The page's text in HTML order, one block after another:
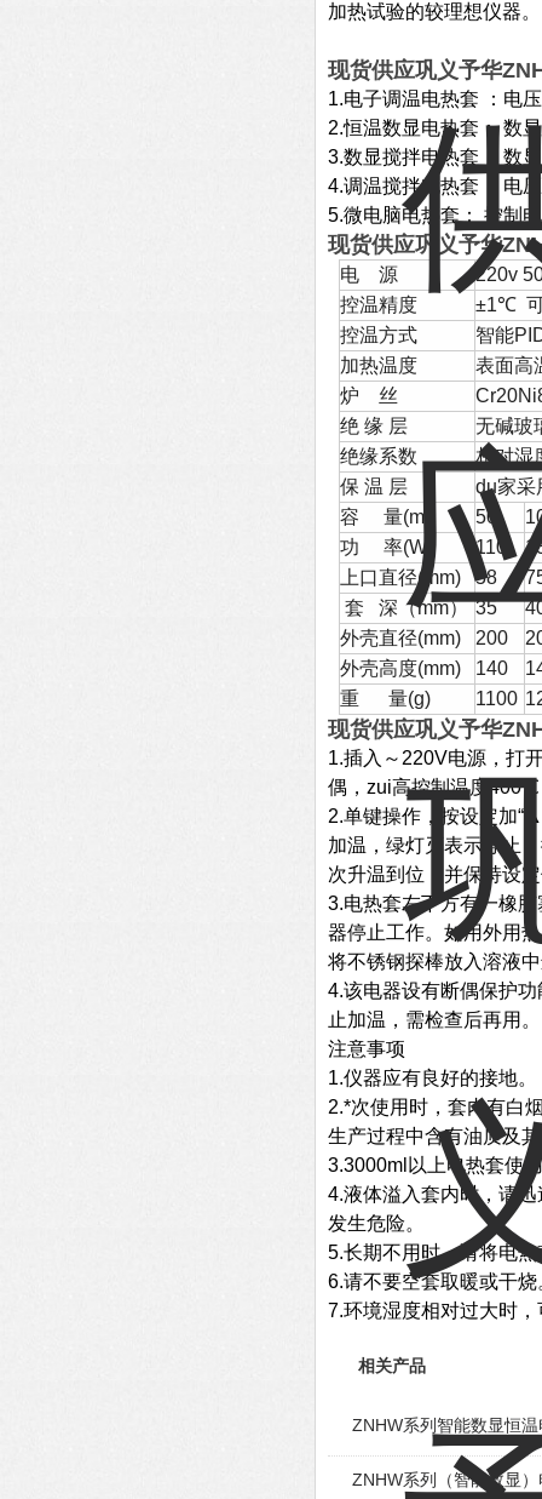
加热试验的较理想仪器。
现货供应巩义予华
1.电子调温电热套 ：电
2.恒温数显电热套：数
3.数显搅拌电热套： 数
4.调温搅拌电热套： 电
5.微电脑电热套： 控制
现货供应巩义予华
电 源
220v
控温精度
±1℃
控温方式
智能
加热温度
表面高
炉 丝
绝 缘 层
无碱玻
绝缘系数
相对湿
保 温 层
du家采
容 量(ml) 50
功 率(W) 110
上口直径(mm)
58
套
深（mm） 35
外壳直径(mm)
200
外壳高度(mm)
140
重 量(g) 1100
现货供应巩义予华
1.插入～220V电源，打
偶 ，zui高控制温度
2.单键操作，按设定加
加温，绿灯灭表示停止
次升温到位，并保持设
3.电热套左下方有一橡
器停止工作。如用外用
将不锈钢探棒放入溶液
4.该电器设有断偶保护功
止加温，需检查后再用。
注意事项
1.仪器应有良好的接地。
2.*次使用时，套内有白
生产过程中含有油质及
3.3000ml以上电热套使
4.液体溢入套内时，请
发生危险。
5.长期不用时，请将电
6.请不要空套取暖或干烧
7.环境湿度相对过大时
相关产品
ZNHW系列智能数显恒
ZNHW系列（智能数显